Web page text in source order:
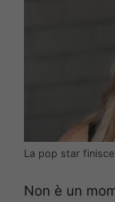
La pop star
Non è un